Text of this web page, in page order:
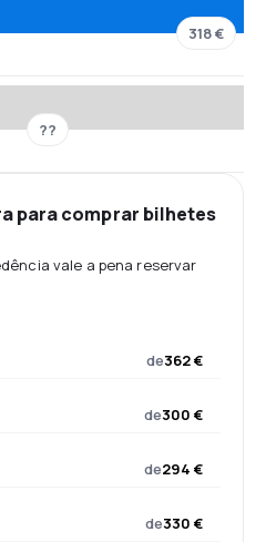
318 €
??
para comprar bilhetes
vale a pena reservar
de362 €
de300 €
de294 €
de330 €